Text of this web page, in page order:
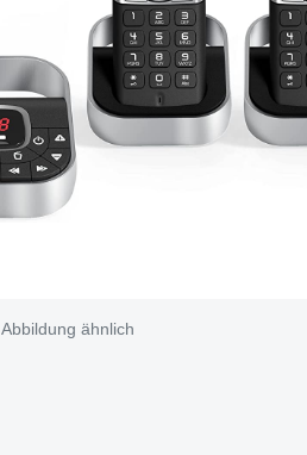
Abbildung ähnlich